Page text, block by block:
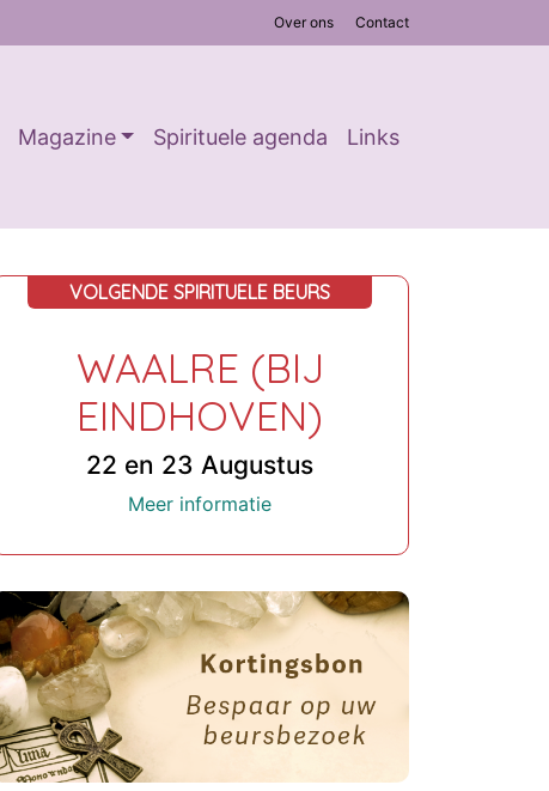
Over ons Contact
Magazine Spirituele agenda Links
VOLGENDE SPIRITUELE BEURS
WAALRE (BIJ
EINDHOVEN)
22 en 23 Augustus
Meer informatie